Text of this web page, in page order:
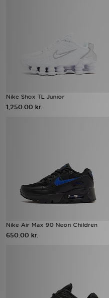
Nike Shox TL Junior
1,250.00 kr.
Nike Air Max 90 Neon Children
650.00 kr.